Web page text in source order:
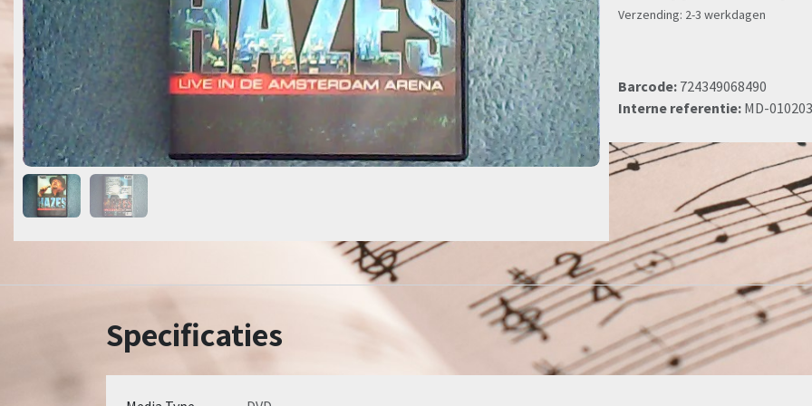
Verzending: 2-3 werkdagen
Barcode: 724349068490
Interne referentie: MD-010203
Specificaties